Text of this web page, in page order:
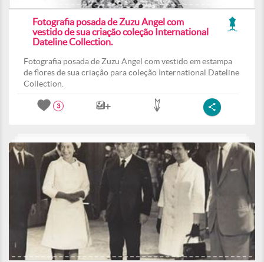
Fotografia posada de Zuzu Angel com
vestido de sua criação coleção International
Dateline Collection.
Fotografia posada de Zuzu Angel com vestido em estampa
de flores de sua criação para coleção International Dateline
Collection.
3